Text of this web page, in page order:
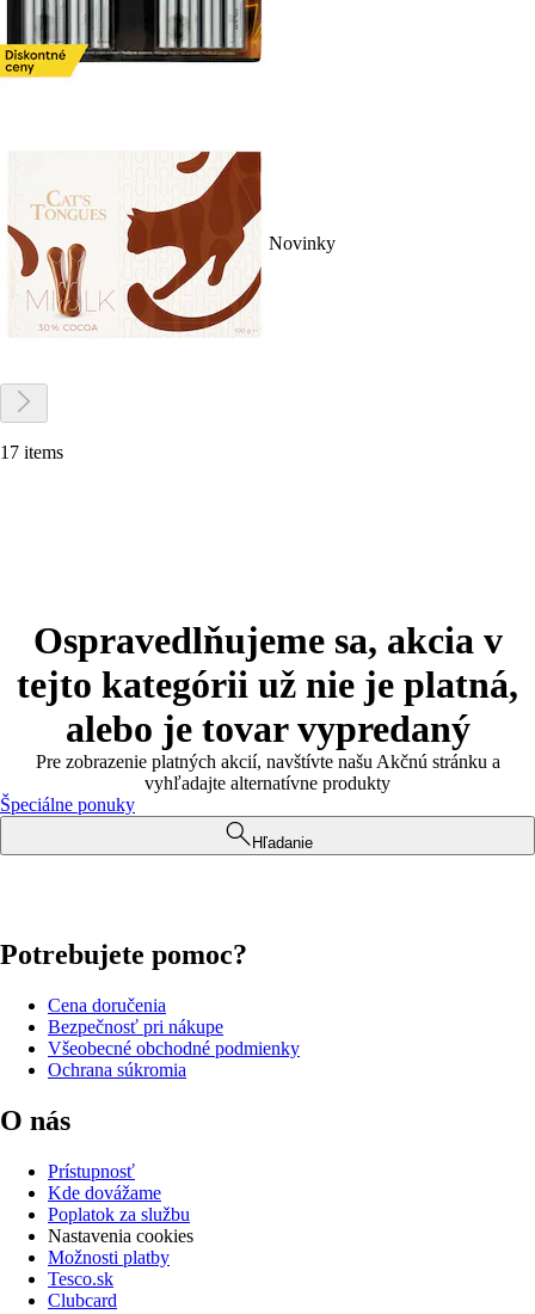
Novinky
17 items
Ospravedlňujeme sa, akcia v
tejto kategórii už nie je platná,
alebo je tovar vypredaný
Pre zobrazenie platných akcií, navštívte našu Akčnú stránku a
vyhľadajte alternatívne produkty
Špeciálne ponuky
Hľadanie
Potrebujete pomoc?
Cena doručenia
Bezpečnosť pri nákupe
Všeobecné obchodné podmienky
Ochrana súkromia
O nás
Prístupnosť
Kde dovážame
Poplatok za službu
Nastavenia cookies
Možnosti platby
Tesco.sk
Clubcard